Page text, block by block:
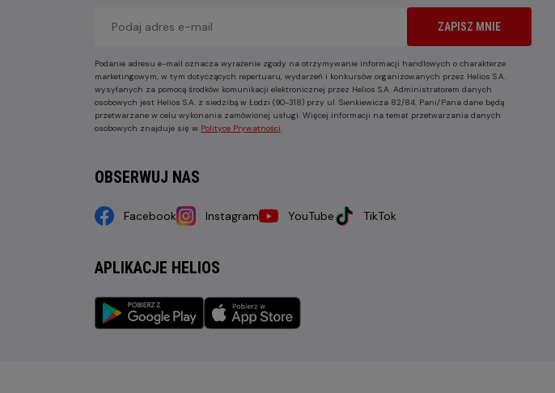
ZAPISZ MNIE
Podanie adresu e-mail oznacza wyrażenie zgody na otrzymywanie informacji handlowych o charakterze
marketingowym, w tym dotyczących repertuaru, wydarzeń i konkursów organizowanych przez Helios S.A.
wysyłanych za pomocą środków komunikacji elektronicznej przez Helios S.A. Administratorem danych
osobowych jest Helios S.A. z siedzibą w Łodzi (90-318) przy ul. Sienkiewicza 82/84. Pani/Pana dane będą
przetwarzane w celu wykonania zamówionej usługi. Więcej informacji na temat przetwarzania danych
osobowych znajduje się w Polityce Prywatności.
OBSERWUJ NAS
Facebook Instagram YouTube TikTok
APLIKACJE HELIOS